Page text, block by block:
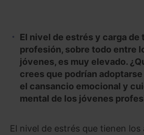
El nivel de estrés y carga de
profesión, sobre todo entre
jóvenes, es muy elevado.
crees que podrían
el cansancio emocional y
mental de los jóvenes
El nivel de estrés que tienen